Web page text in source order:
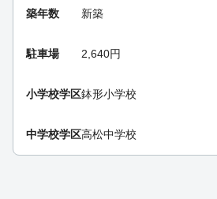
築年数 新築
駐車場 2,640円
小学校学区鉢形小学校
中学校学区高松中学校